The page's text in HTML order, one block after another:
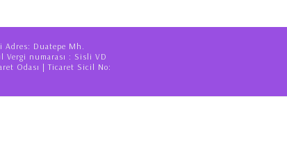
Adres: Duatepe Mh.
numarası : Sisli VD
Odası | Ticaret Sicil No: